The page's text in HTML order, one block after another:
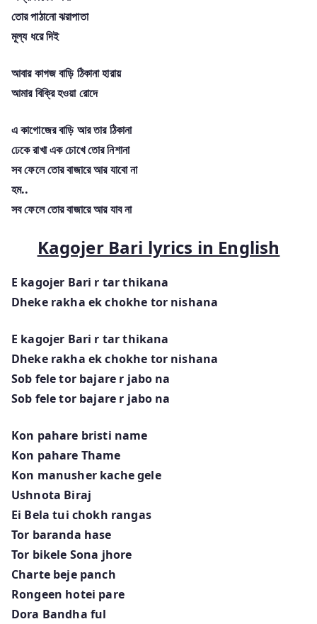
তোর পাঠানো ঝরাপাতা
মূল্য ধরে দিই
আবার কাগজ বাড়ি ঠিকানা হারায়
আমার বিক্রি হওয়া রোদে
এ কাগোজের বাড়ি আর তার ঠিকানা
ঢেকে রাখা এক চোখে তোর নিশানা
সব ফেলে তোর বাজারে আর যাবো না
হম..
সব ফেলে তোর বাজারে আর যাব না
Kagojer Bari lyrics in English
E kagojer Bari r tar thikana
Dheke rakha ek chokhe tor nishana
E kagojer Bari r tar thikana
Dheke rakha ek chokhe tor nishana
Sob fele tor bajare r jabo na
Sob fele tor bajare r jabo na
Kon pahare bristi name
Kon pahare Thame
Kon manusher kache gele
Ushnota Biraj
Ei Bela tui chokh rangas
Tor baranda hase
Tor bikele Sona jhore
Charte beje panch
Rongeen hotei pare
Dora Bandha ful